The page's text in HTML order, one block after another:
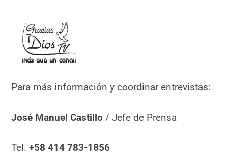
Para más información y coordinar entrevistas:
José Manuel Castillo / Jefe de Prensa
Tel.+58 414 783-1856